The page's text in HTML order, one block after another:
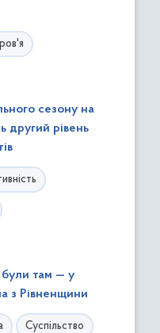
сезону на
другий рівень
були там — у
з Рівненщини
Суспільство